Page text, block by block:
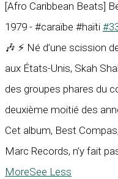
[Afro Caribbean Beats]
1979 - #caraïbe #haïti
🎶 ⚡ Né d’une scission
aux États-Unis, Skah
des groupes phares du
deuxième moitié des
Cet album, Best
Marc Records, n’y fait
MoreSee Less